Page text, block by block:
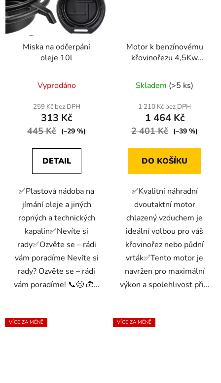
Miska na odčerpání
oleje 10l
hodnocení
produktu
je
3,0
5
Vyprodáno
259 Kč bez DPH
313 Kč
445 Kč (–29 %)
DETAIL
✅Plastová nádoba na
jímání oleje a jiných
ropných a technických
kapalin✅Nevíte si
rady✅Ozvěte se – rádi
vám poradíme Nevíte si
rady? Ozvěte se – rádi
vám poradíme! 📞😊 🧰...
Motor k benzínovému
křovinořezu 4,5Kw
hodnocení
produktu
je
5,0
5
Skladem (>5 ks)
1 210 Kč bez DPH
1 464 Kč
2 401 Kč (–39 %)
DO KOŠÍKU
✅Kvalitní náhradní
dvoutaktní motor
chlazený vzduchem je
ideální volbou pro váš
křovinořez nebo půdní
vrták✅Tento motor je
navržen pro maximální
výkon a spolehlivost při...
VÍCE ZA MÉNĚ VÍCE ZA MÉNĚ